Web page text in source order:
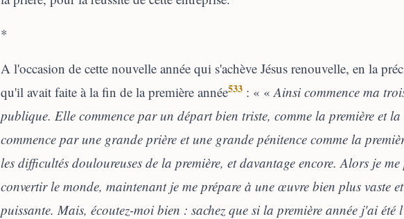
*
A l'occasion de cette nouvelle année qui s'achève Jésus renouvelle, en la
qu'il avait faite à la fin de la première année533 : « «Ainsi commence ma
publique. Elle commence par un départ bien triste, comme la première et la
commence par une grande prière et une grande pénitence comme la
les difficultés douloureuses de la première, et davantage encore. Alors je
convertir le monde, maintenant je me prépare à une œuvre bien plus vaste
puissante. Mais, écoutez-moi bien : sachez que si la première année j'ai